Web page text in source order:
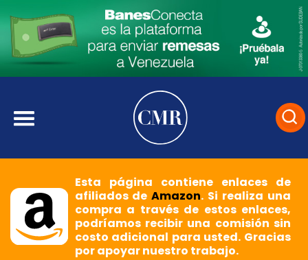
Esta página contiene enlaces de
afiliados deAmazon. Si realiza una
compra a través de estos enlaces,
podríamos recibir una comisión sin
costo adicional para usted. Gracias
por apoyar nuestro trabajo.